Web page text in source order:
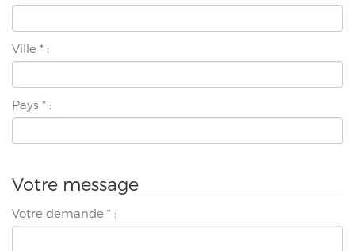
Ville * :
Pays * :
Votre message
Votre demande * :